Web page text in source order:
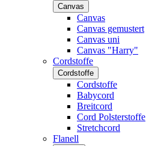
Canvas
Canvas
Canvas gemustert
Canvas uni
Canvas "Harry"
Cordstoffe
Cordstoffe
Cordstoffe
Babycord
Breitcord
Cord Polsterstoffe
Stretchcord
Flanell